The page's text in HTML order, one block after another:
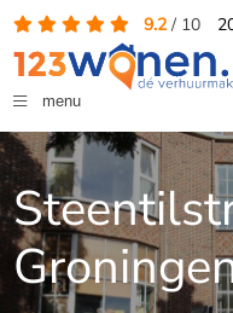
9.2/ 10
menu